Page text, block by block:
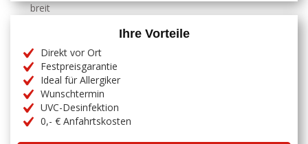
Ihre Vorteile
Direkt vor Ort
Festpreisgarantie
Ideal für Allergiker
Wunschtermin
UVC-Desinfektion
0,- € Anfahrtskosten